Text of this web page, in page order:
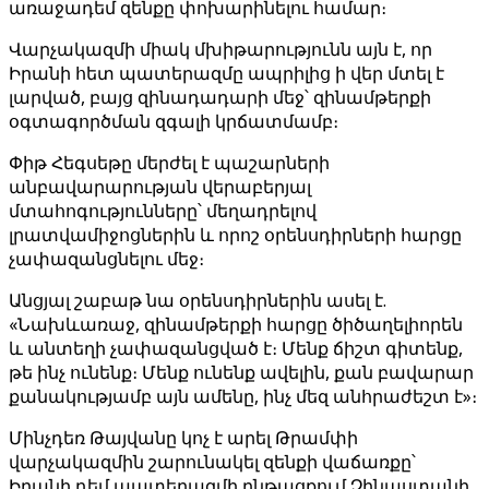
առաջադեմ զենքը փոխարինելու համար։
Վարչակազմի միակ մխիթարությունն այն է, որ
Իրանի հետ պատերազմը ապրիլից ի վեր մտել է
լարված, բայց զինադադարի մեջ՝ զինամթերքի
օգտագործման զգալի կրճատմամբ։
Փիթ Հեգսեթը մերժել է պաշարների
անբավարարության վերաբերյալ
մտահոգությունները՝ մեղադրելով
լրատվամիջոցներին և որոշ օրենսդիրների հարցը
չափազանցնելու մեջ։
Անցյալ շաբաթ նա օրենսդիրներին ասել է.
«Նախևառաջ, զինամթերքի հարցը ծիծաղելիորեն
և անտեղի չափազանցված է։ Մենք ճիշտ գիտենք,
թե ինչ ունենք։ Մենք ունենք ավելին, քան բավարար
քանակությամբ այն ամենը, ինչ մեզ անհրաժեշտ է»։
Մինչդեռ Թայվանը կոչ է արել Թրամփի
վարչակազմին շարունակել զենքի վաճառքը՝